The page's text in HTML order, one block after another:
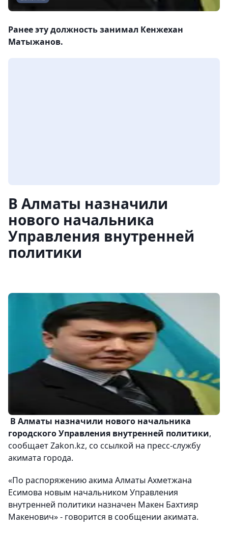
Ранее эту должность занимал Кенжехан
Матыжанов.
В Алматы назначили
нового начальника
Управления внутренней
политики
В Алматы назначили нового начальника
городского Управления внутренней политики,
сообщает Zakon.kz, со ссылкой на пресс-службу
акимата города.
«По распоряжению акима Алматы Ахметжана
Есимова новым начальником Управления
внутренней политики назначен Макен Бахтияр
Макенович» - говорится в сообщении акимата.